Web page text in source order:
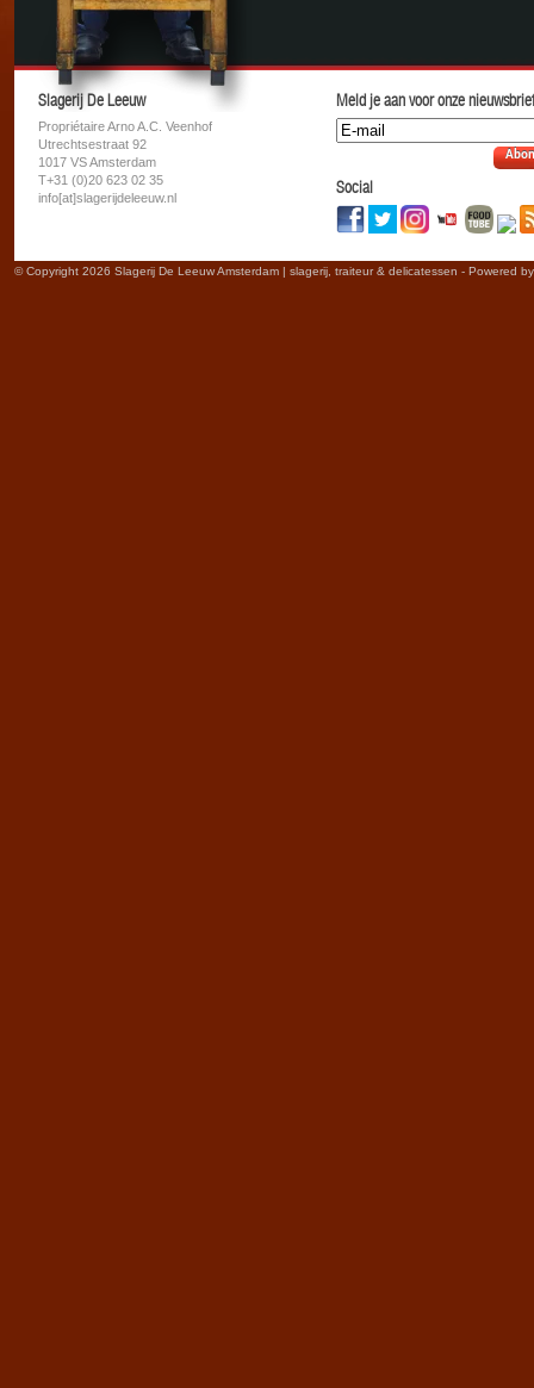
Slagerij De Leeuw
Propriétaire Arno A.C. Veenhof
Utrechtsestraat 92
1017 VS Amsterdam
T+31 (0)20 623 02 35
info[at]slagerijdeleeuw.nl
Meld je aan voor onze
Social
© Copyright 2026 Slagerij De Leeuw Amsterdam | slagerij, traiteur & delicatessen - Powered